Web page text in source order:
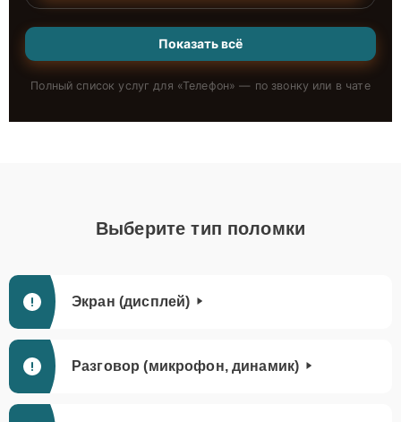
Показать всё
Полный список услуг для «Телефон» — по звонку или в чате
Выберите тип поломки
Экран (дисплей)
Разговор (микрофон, динамик)